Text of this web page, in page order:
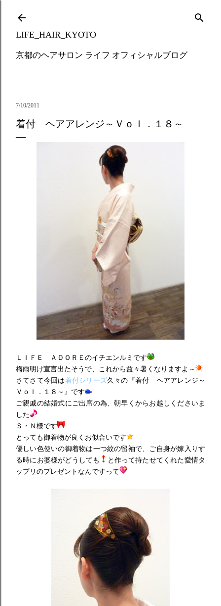
LIFE_HAIR_KYOTO
京都のヘアサロン ライフ オフィシャルブログ
7/10/2011
着付 ヘアアレンジ～Ｖｏｌ．１８～
ＬＩＦＥ ＡＤＯＲＥのイチエンルミです
梅雨明け宣言出たそうで、これから益々暑くなりますよ～
さてさて今回は着付シリーズ久々の『着付 ヘアアレンジ～
Ｖｏｌ．１８～』です
ご親戚の結婚式にご出席の為、朝早くからお越しくださいま
した
Ｓ・Ｎ様です
とっても御着物が良くお似合いです
優しい色使いの御着物は一つ紋の留袖で、ご自身が嫁入りす
る時にお婆様がどうしても
と作って持たせてくれた愛情タ
ップリのプレゼントなんですって